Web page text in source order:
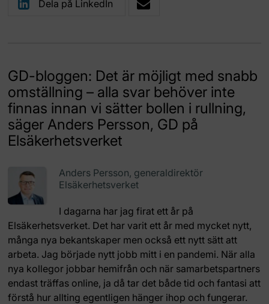
Dela på LinkedIn
GD-bloggen: Det är möjligt med snabb
omställning – alla svar behöver inte
finnas innan vi sätter bollen i rullning,
säger Anders Persson, GD på
Elsäkerhetsverket
Anders Persson, generaldirektör
Elsäkerhetsverket
I dagarna har jag firat ett år på
Elsäkerhetsverket. Det har varit ett år med mycket nytt,
många nya bekantskaper men också ett nytt sätt att
arbeta. Jag började nytt jobb mitt i en pandemi. När alla
nya kollegor jobbar hemifrån och när samarbetspartners
endast träffas online, ja då tar det både tid och fantasi att
förstå hur allting egentligen hänger ihop och fungerar.